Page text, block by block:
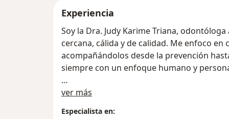
Experiencia
Soy la Dra. Judy Karime Triana,
cercana, cálida y de calidad. Me enfoco
acompañándolos desde la prevención
siempre con un enfoque humano y
Me especializo en estética dental,
ver más
Especialista en: